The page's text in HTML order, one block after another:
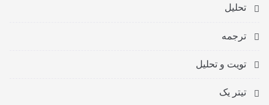
تحلیل
ترجمه
تویت و تحلیل
تیتر یک